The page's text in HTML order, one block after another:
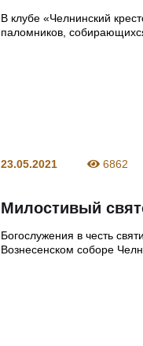
В клубе «Челнинский
паломников,
23.05.2021 6862
Милостивый
Богослужения в честь
Вознесенском соборе